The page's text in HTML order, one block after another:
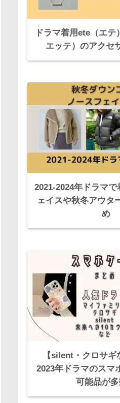
ドラマ着用ete（エ
エッテ）のアクセ
2021-2024年ドラマ
ェイスや秋冬アウタ
め
【silent・クロサギ
2023年ドラマのスマ
可能品が多